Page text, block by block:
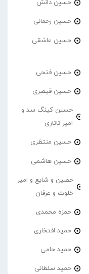
حسین دانش
حسین رحمانی
حسین عاشقی
حسین فتحی
حسین قیصری
حسین کینگ سد و
امیر تاتاری
حسین منتظری
حسین هاشمی
حصین و شایع و امیر
خلوت و عرفان
حمزه محمدی
حمید افتخاری
حمید حامی
حمید سلطانی